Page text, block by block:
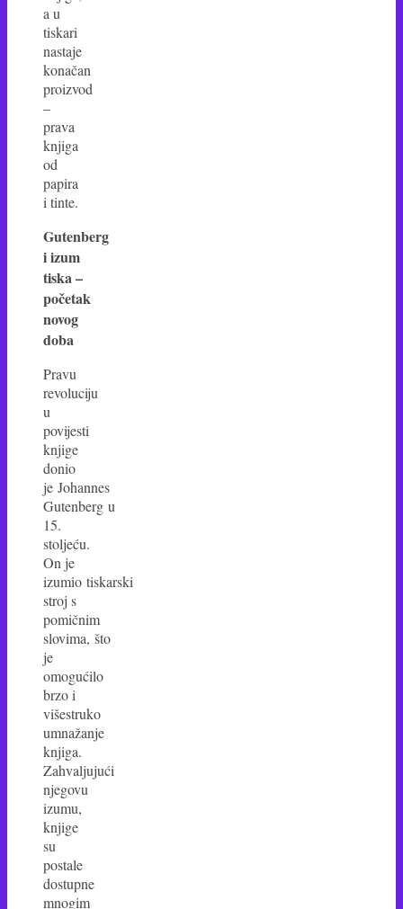
a u
tiskari
nastaje
konačan
proizvod
–
prava
knjiga
od
papira
i tinte.
Gutenberg
i izum
tiska –
početak
novog
doba
Pravu
revoluciju
u
povijesti
knjige
donio
je Johannes
Gutenberg u
15.
stoljeću.
On je
izumio tiskarski
stroj s
pomičnim
slovima, što
je
omogućilo
brzo i
višestruko
umnažanje
knjiga.
Zahvaljujući
njegovu
izumu,
knjige
su
postale
dostupne
mnogim